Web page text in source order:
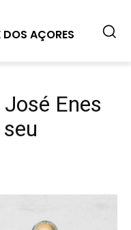
DOS AÇORES
Enes